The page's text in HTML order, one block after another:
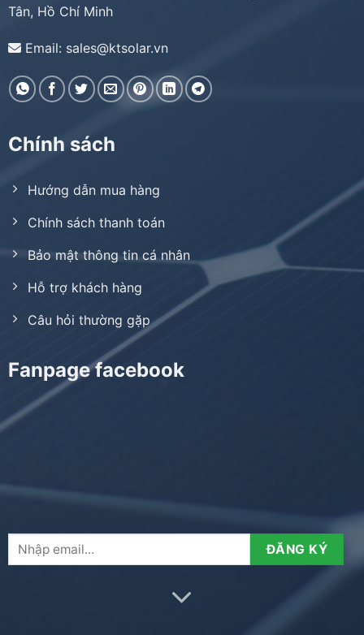
Tân, Hồ Chí Minh
Email: sales@ktsolar.vn
Chính sách
Hướng dẫn mua hàng
Chính sách thanh toán
Bảo mật thông tin cá nhân
Hỗ trợ khách hàng
Câu hỏi thường gặp
Fanpage facebook